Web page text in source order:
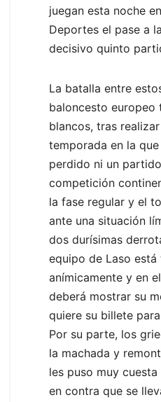
juegan esta noche
Deportes el pase a
decisivo quinto
La batalla entre
baloncesto europeo
blancos, tras
temporada en la
perdido ni un
competición
la fase regular y el
ante una situación
dos durísimas
equipo de Laso está
anímicamente y en
deberá mostrar su
quiere su billete
Por su parte, los
la machada y
les puso muy
en contra que se